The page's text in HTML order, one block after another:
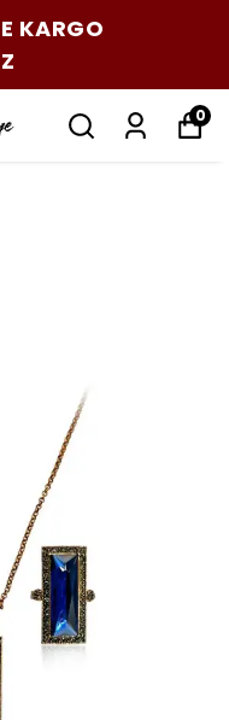
KARGO
0